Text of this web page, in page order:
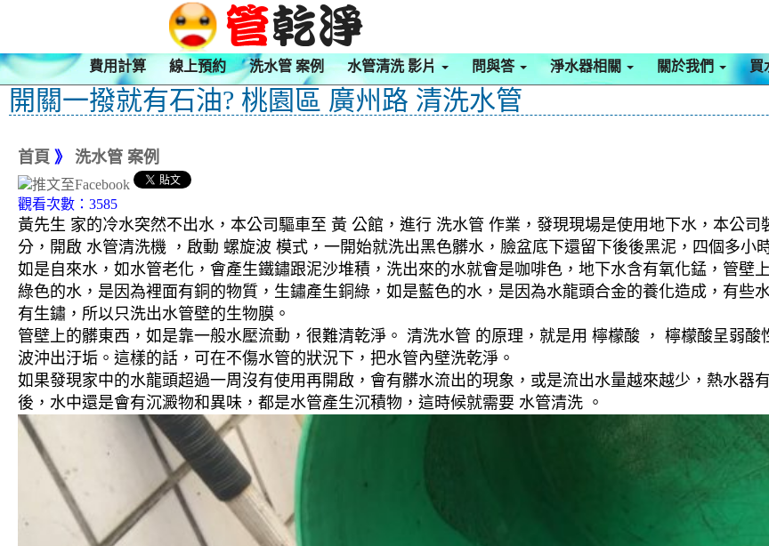
費用計算 線上預約 洗水管 案例 水管清洗 影片 問與答 淨水器相關 關於我們 買
開關一撥就有石油? 桃園區 廣州路 清洗水管
首頁 》 洗水管 案例
觀看次數：3585
黃先生 家的冷水突然不出水，本公司驅車至 黃 公館，進行 洗水管 作業，發現現場是使用地下水，本公
分，開啟 水管清洗機 ，啟動 螺旋波 模式，一開始就洗出黑色髒水，臉盆底下還留下後後黑泥，四個多小
如是自來水，如水管老化，會產生鐵鏽跟泥沙堆積，洗出來的水就會是咖啡色，地下水含有氧化錳，管壁
綠色的水，是因為裡面有銅的物質，生鏽產生銅綠，如是藍色的水，是因為水龍頭合金的養化造成，有些
有生鏽，所以只洗出水管壁的生物膜。
管壁上的髒東西，如是靠一般水壓流動，很難清乾淨。 清洗水管 的原理，就是用 檸檬酸 ， 檸檬酸呈弱
波沖出汙垢。這樣的話，可在不傷水管的狀況下，把水管內壁洗乾淨。
如果發現家中的水龍頭超過一周沒有使用再開啟，會有髒水流出的現象，或是流出水量越來越少，熱水器
後，水中還是會有沉澱物和異味，都是水管產生沉積物，這時候就需要 水管清洗 。